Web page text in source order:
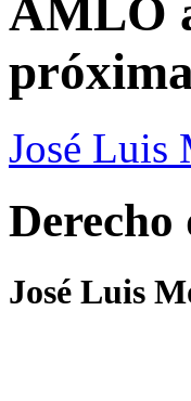
AMLO
José Luis
Derecho
José Luis